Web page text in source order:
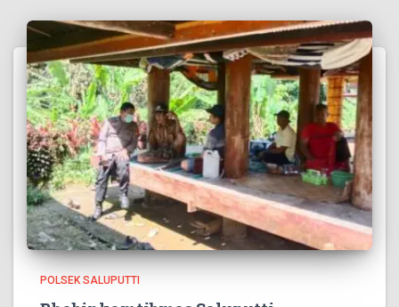
POLSEK SALUPUTTI